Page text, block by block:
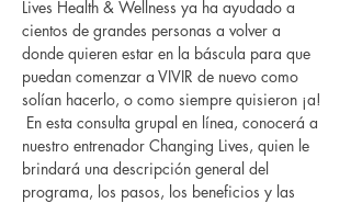
Lives Health & Wellness ya ha ayudado a
cientos de grandes personas a volver a
donde quieren estar en la báscula para que
puedan comenzar a VIVIR de nuevo como
solían hacerlo, o como siempre quisieron ¡a!
En esta consulta grupal en línea, conocerá a
nuestro entrenador Changing Lives, quien le
brindará una descripción general del
programa, los pasos, los beneficios y las